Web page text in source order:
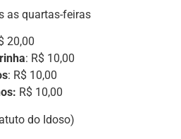
as quartas-feiras
20,00
: R$ 10,00
: R$ 10,00
R$ 10,00
do Idoso)